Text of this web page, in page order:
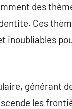
des
Ces
inoubliables
générant
les